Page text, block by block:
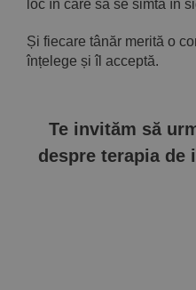
loc în care să se simtă în
Și fiecare tânăr merită o
înțelege și îl acceptă.
Te invităm să
despre terapia de